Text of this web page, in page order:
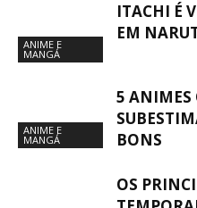
ANIME E
MANGÁ
ITACHI É
EM
ANIME E
MANGÁ
5 ANIMES
BONS
OS